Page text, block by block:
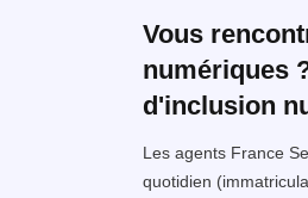
Vous
numériques
d'inclusion
Les agents France
quotidien